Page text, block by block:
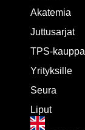
Akatemia
Juttusarjat
TPS-kauppa
Yrityksille
Seura
Liput